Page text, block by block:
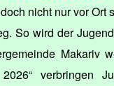
nicht nur vor Ort
So wird der
Makariv
verbringen